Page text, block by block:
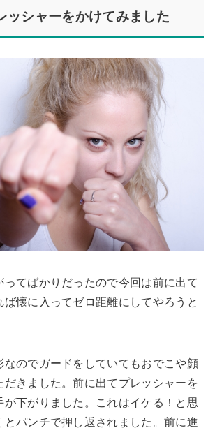
ッシャーをかけてみました
ってばかりだったので今回は前に出て
懐に入ってゼロ距離にしてやろうと
なのでガードをしていてもおでこや顔
だきました。前に出てプレッシャーを
が下がりました。これはイケる！と思
とパンチで押し返されました。前に進